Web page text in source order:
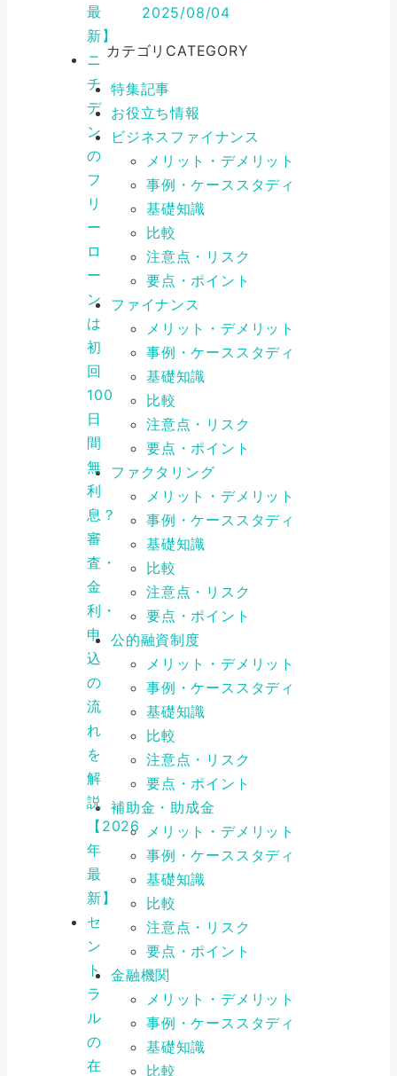
最
新】
ニ
チ
デ
ン
の
フ
リ
ー
ロ
ー
ン
は
初
回
100
日
間
無
利
息？
審
査・
金
利・
申
込
の
流
れ
を
解
説
【2026
年
最
新】
セ
ン
ト
ラ
ル
の
在
2025/08/04
カテゴリ CATEGORY
特集記事
お役立ち情報
ビジネスファイナンス
メリット・デメリット
事例・ケーススタディ
基礎知識
比較
注意点・リスク
要点・ポイント
ファイナンス
メリット・デメリット
事例・ケーススタディ
基礎知識
比較
注意点・リスク
要点・ポイント
ファクタリング
メリット・デメリット
事例・ケーススタディ
基礎知識
比較
注意点・リスク
要点・ポイント
公的融資制度
メリット・デメリット
事例・ケーススタディ
基礎知識
比較
注意点・リスク
要点・ポイント
補助金・助成金
メリット・デメリット
事例・ケーススタディ
基礎知識
比較
注意点・リスク
要点・ポイント
金融機関
メリット・デメリット
事例・ケーススタディ
基礎知識
比較